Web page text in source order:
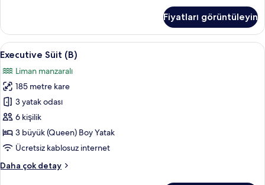
daha
fazla
detay
Fiyatları görüntüleyin
Executive
Süit
(B)
için
tüm
fotoğrafları
görün
Executive Süit (B) | Ses yalıtımı,
8
Executive Süit (B)
Liman manzaralı
185 metre kare
3 yatak odası
6 kişilik
3 büyük (Queen) Boy Yatak
Ücretsiz kablosuz internet
Daha çok detay
Executive